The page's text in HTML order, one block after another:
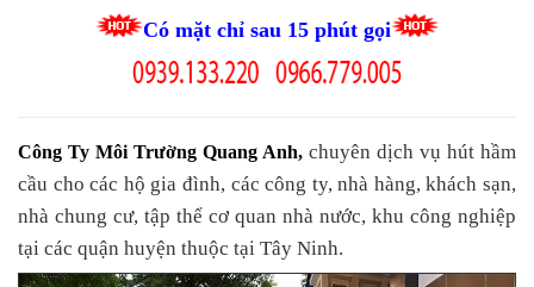
Có mặt chỉ sau 15 phút gọi
Công Ty Môi Trường Quang Anh, chuyên dịch vụ hút hầm
cầu cho các hộ gia đình, các công ty, nhà hàng, khách sạn,
nhà chung cư, tập thể cơ quan nhà nước, khu công nghiệp
tại các quận huyện thuộc tại Tây Ninh.